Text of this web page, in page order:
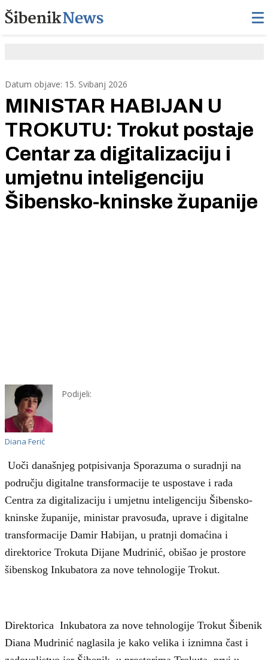
Datum objave: 15. Svibanj 2026
MINISTAR HABIJAN U
TROKUTU: Trokut postaje
Centar za digitalizaciju i
umjetnu inteligenciju
Šibensko-kninske županije
Diana Ferić
Podijeli:
Uoči današnjeg potpisivanja Sporazuma o suradnji na
području digitalne transformacije te uspostave i rada
Centra za digitalizaciju i umjetnu inteligenciju Šibensko-
kninske županije, ministar pravosuđa, uprave i digitalne
transformacije Damir Habijan, u pratnji domaćina i
direktorice Trokuta Dijane Mudrinić, obišao je prostore
šibenskog Inkubatora za nove tehnologije Trokut.
Direktorica Inkubatora za nove tehnologije Trokut Šibenik
Diana Mudrinić naglasila je kako velika i iznimna čast i